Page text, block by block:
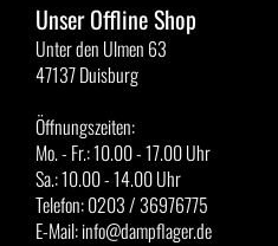
Unser Offline Shop
Unter den Ulmen 63
47137 Duisburg
Öffnungszeiten:
Mo. - Fr.: 10.00 - 17.00 Uhr
Sa.: 10.00 - 14.00 Uhr
Telefon: 0203 / 36976775
E-Mail: info@dampflager.de